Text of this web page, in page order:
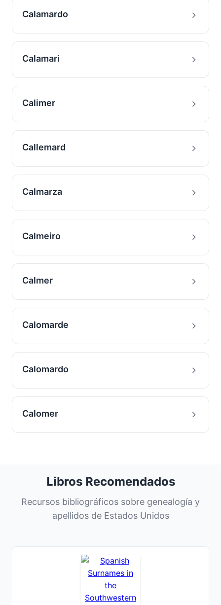
Calamardo
Calamari
Calimer
Callemard
Calmarza
Calmeiro
Calmer
Calomarde
Calomardo
Calomer
Libros Recomendados
Recursos bibliográficos sobre genealogía y
apellidos de Estados Unidos